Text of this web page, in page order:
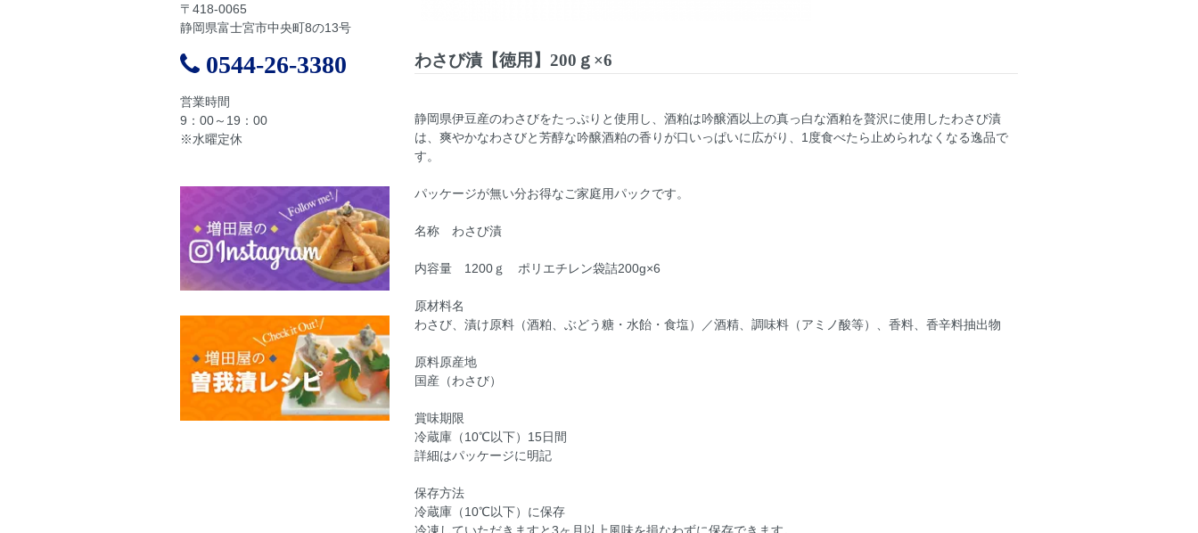
わさび漬【徳用】200ｇ×6
静岡県伊豆産のわさびをたっぷりと使用し、酒粕は吟醸酒以上の真っ白な酒粕を贅沢に使用したわさび漬
は、爽やかなわさびと芳醇な吟醸酒粕の香りが口いっぱいに広がり、1度食べたら止められなくなる逸品で
す。
パッケージが無い分お得なご家庭用パックです。
名称 わさび漬
内容量 1200ｇ ポリエチレン袋詰200g×6
原材料名
わさび、漬け原料（酒粕、ぶどう糖・水飴・食塩）／酒精、調味料（アミノ酸等）、香料、香辛料抽出物
原料原産地
国産（わさび）
賞味期限
冷蔵庫（10℃以下）15日間
詳細はパッケージに明記
保存方法
冷蔵庫（10℃以下）に保存
〒418-0065
静岡県富士宮市中央町8の13号
0544-26-3380
営業時間
9：00～19：00
※水曜定休